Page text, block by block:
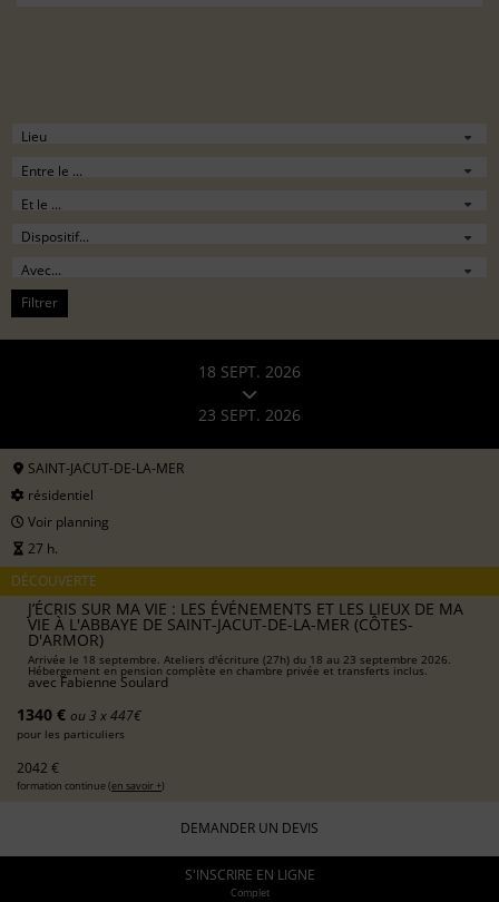
Filtrer
18 SEPT. 2026
23 SEPT. 2026
SAINT-JACUT-DE-LA-MER
résidentiel
Voir planning
27 h.
DÉCOUVERTE
J’ÉCRIS SUR MA VIE : LES ÉVÉNEMENTS ET LES LIEUX DE MA
VIE À L'ABBAYE DE SAINT-JACUT-DE-LA-MER (CÔTES-
D'ARMOR)
Arrivée le 18 septembre. Ateliers d'écriture (27h) du 18 au 23 septembre 2026.
Hébergement en pension complète en chambre privée et transferts inclus.
avec Fabienne Soulard
1340 € ou 3 x 447€
pour les particuliers
2042 €
formation continue (en savoir +)
DEMANDER UN DEVIS
S'INSCRIRE EN LIGNE
Complet